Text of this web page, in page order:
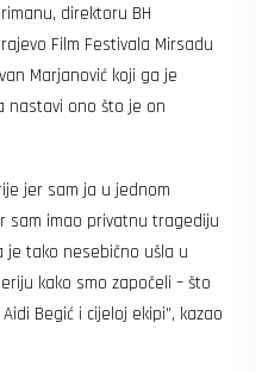
direktoru BH
Film Festivala Mirsadu
Marjanović koji ga je
nastavi ono što je on
jer sam ja u jednom
sam imao privatnu tragediju
je tako nesebično ušla u
kako smo započeli – što
Begić i cijeloj ekipi”, kazao